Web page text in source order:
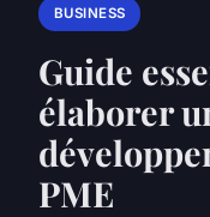
BUSINESS
Guide
élaborer
PME